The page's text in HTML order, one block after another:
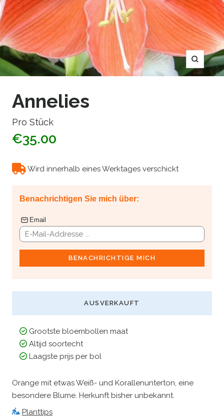
Zoom
Annelies
Pro Stück
€35.00
Wird innerhalb eines Werktages verschickt
Benachrichtigen Sie mich über:
Email
BENACHRICHTIGE MICH
AUSVERKAUFT
Grootste bloembollen maat
Altijd soortecht
Laagste prijs per bol
Orange mit etwas Weiß- und Korallenunterton, eine
besondere Blume. Herkunft bisher unbekannt.
Planttips